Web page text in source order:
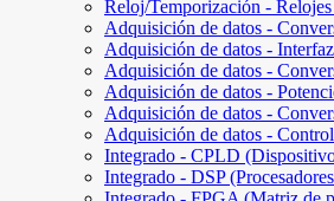
Reloj/Temporización -
Adquisición de datos -
Adquisición de datos -
Adquisición de datos -
Adquisición de datos -
Adquisición de datos -
Adquisición de datos -
Integrado - CPLD
Integrado - DSP